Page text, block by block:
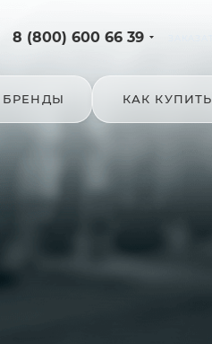
8 (800) 600 66 39
БРЕНДЫ КАК КУПИТЬ